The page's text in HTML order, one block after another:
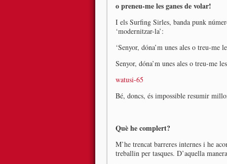
o preneu-me les ganes de volar!
I els Surfing Sirles, banda punk
‘modernitzar-la’:
‘Senyor, dóna’m unes ales o treu-me
Senyor, dóna’m unes ales o treu-me
watusi-65
Bé, doncs, és impossible resumir
Què he complert?
M’he trencat barreres internes i he
treballin per tasques. D’aquella